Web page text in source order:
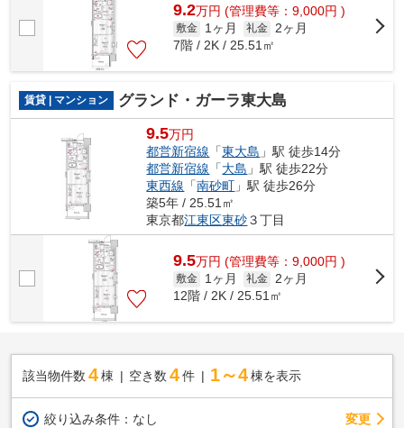
9.2万円 (管理費等：9,000円 )
敷金 1ヶ月 礼金 2ヶ月
7階 / 2K / 25.51㎡
賃貸 | マンション グランド・ガーラ東大島
9.5万円
都営新宿線 「東大島 」駅 徒歩14分
都営新宿線 「大島 」駅 徒歩22分
東西線 「南砂町 」駅 徒歩26分
築5年 / 25.51㎡
東京都江東区東砂３丁目
9.5万円 (管理費等：9,000円 )
敷金 1ヶ月 礼金 2ヶ月
12階 / 2K / 25.51㎡
該当物件数 4棟 空き数 4 件 1～4 棟を表示
絞り込み条件： なし 変更